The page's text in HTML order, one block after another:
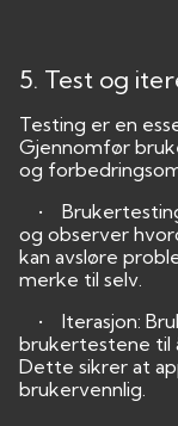
5. Test og
Testing er en
Gjennomfør
og
•
og observer
kan avsløre
merke til selv.
• Iterasjon:
brukertestene til
Dette sikrer at
brukervennlig.